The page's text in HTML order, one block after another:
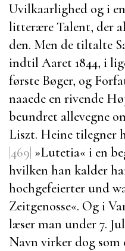
Uvilkaarlighed og i
litterære Talent, der
den. Men de tiltalte
indtil Aaret 1844, i
første Bøger, og
naaede en rivende
beundret allevegne
Liszt. Heine tilegner
|469| »Lutetia« i en
hvilken han kalder
hochgefeierter und
Zeitgenosse«. Og i
læser man under 7.
Navn virker dog som